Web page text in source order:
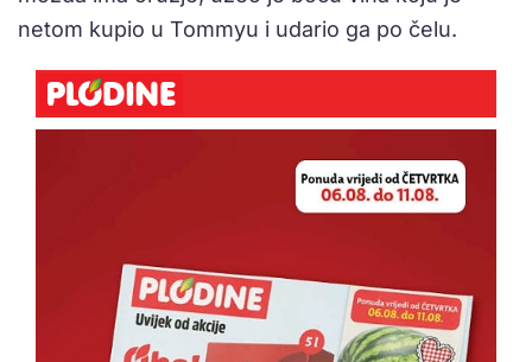
netom kupio u Tommyu i udario ga po čelu.